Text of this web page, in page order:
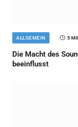
ALLGEMEIN 5
Die Macht des
beeinflusst